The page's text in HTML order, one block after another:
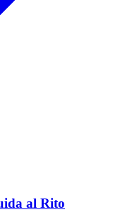
al Rito